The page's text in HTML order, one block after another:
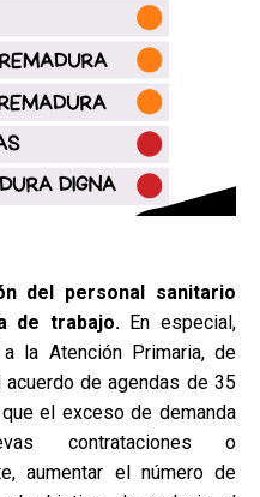
del personal sanitario
de trabajo. En especial,
la Atención Primaria, de
de agendas de 35
el exceso de demanda
contrataciones o
aumentar el número de